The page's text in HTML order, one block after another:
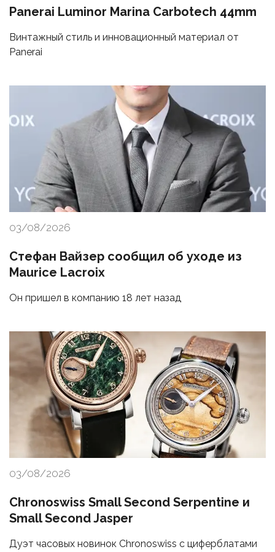
Panerai Luminor Marina Carbotech 44mm
Винтажный стиль и инновационный материал от
Panerai
03/08/2026
Стефан Вайзер сообщил об уходе из
Maurice Lacroix
Он пришел в компанию 18 лет назад
03/08/2026
Chronoswiss Small Second Serpentine и
Small Second Jasper
Дуэт часовых новинок Chronoswiss с циферблатами